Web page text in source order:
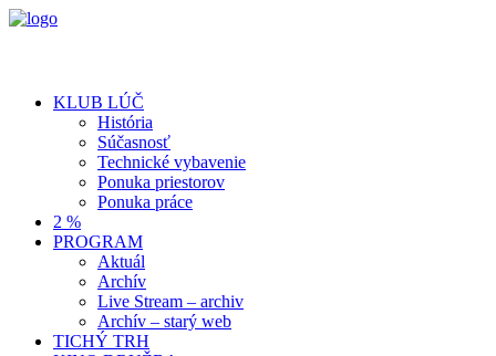
KLUB LÚČ
História
Súčasnosť
Technické vybavenie
Ponuka priestorov
Ponuka práce
2 %
PROGRAM
Aktuál
Archív
Live Stream – archiv
Archív – starý web
TICHÝ TRH